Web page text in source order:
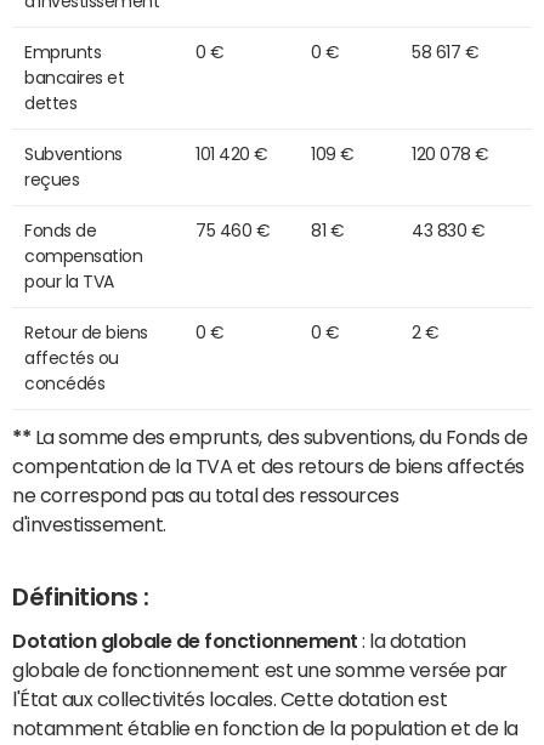
Emprunts
bancaires et
dettes
0 € 0 € 58 617 €
Subventions
reçues
101 420 € 109 € 120 078 €
Fonds de
compensation
pour la TVA
75 460 € 81 € 43 830 €
Retour de biens
affectés ou
concédés
0 € 0 € 2 €
** La somme des emprunts, des subventions, du Fonds de
compentation de la TVA et des retours de biens affectés
ne correspond pas au total des ressources
d'investissement.
Définitions :
Dotation globale de fonctionnement : la dotation
globale de fonctionnement est une somme versée par
l'État aux collectivités locales. Cette dotation est
notamment établie en fonction de la population et de la